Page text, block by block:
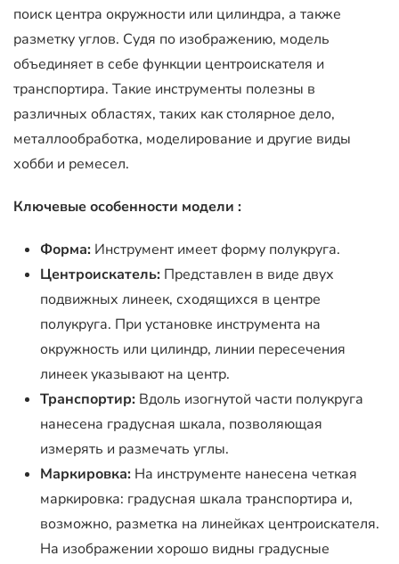
поиск центра окружности или цилиндра, а также
разметку углов. Судя по изображению, модель
объединяет в себе функции центроискателя и
транспортира. Такие инструменты полезны в
различных областях, таких как столярное дело,
металлообработка, моделирование и другие виды
хобби и ремесел.
Ключевые особенности модели :
Форма: Инструмент имеет форму полукруга.
Центроискатель: Представлен в виде двух
подвижных линеек, сходящихся в центре
полукруга. При установке инструмента на
окружность или цилиндр, линии пересечения
линеек указывают на центр.
Транспортир: Вдоль изогнутой части полукруга
нанесена градусная шкала, позволяющая
измерять и размечать углы.
Маркировка: На инструменте нанесена четкая
маркировка: градусная шкала транспортира и,
возможно, разметка на линейках центроискателя.
На изображении хорошо видны градусные